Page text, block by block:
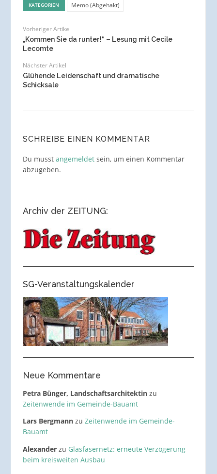
KATEGORIEN Memo (Abgehakt)
Vorheriger Artikel
„Kommen Sie da runter!“ – Lesung mit Cecile
Lecomte
Nächster Artikel
Glühende Leidenschaft und dramatische
Schicksale
SCHREIBE EINEN KOMMENTAR
Du musst angemeldetsein, um einen Kommentar
abzugeben.
Archiv der ZEITUNG:
SG-Veranstaltungskalender
Neue Kommentare
Petra Bünger, Landschaftsarchitektinzu
Zeitenwende im Gemeinde-Bauamt
Lars Bergmannzu Zeitenwende im Gemeinde-
Bauamt
Alexanderzu Glasfasernetz: erneute Verzögerung
beim kreisweiten Ausbau